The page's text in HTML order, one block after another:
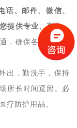
、邮件、微信、
提供专业、高效、
，确保各项工作平
出，勤洗手，保持
所长时间逗留。必
疗防护用品。